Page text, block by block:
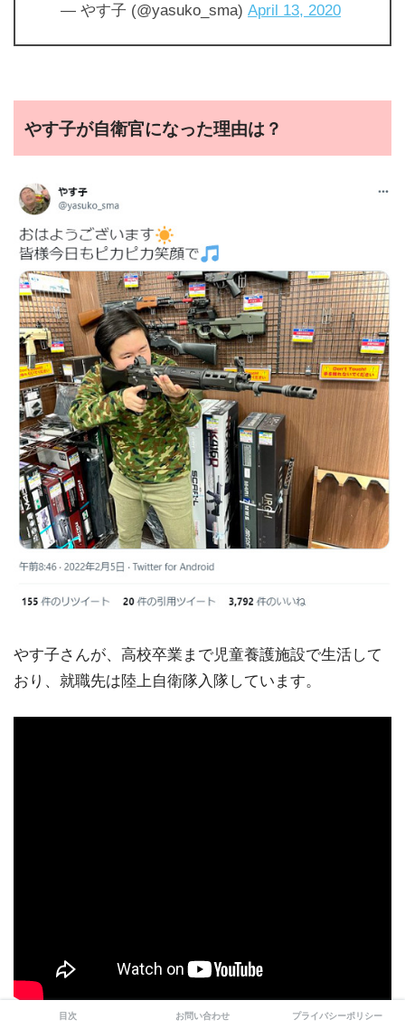
— やす子 (@yasuko_sma) April 13, 2020
やす子が自衛官になった理由は？
やす子さんが、高校卒業まで児童養護施設で生活して
おり、就職先は陸上自衛隊入隊しています。
やす子さんは動画で、陸上自衛隊に入隊したことをあ
目次 お問い合わせ プライバシーポリシー